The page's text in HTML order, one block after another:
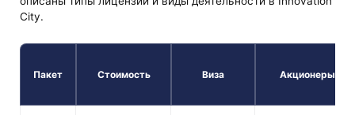
City.
Пакет Стоимость Виза Акционеры